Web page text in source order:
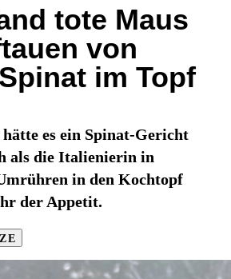
tote Maus
von
im Topf
es ein Spinat-Gericht
als die Italienierin in
in den Kochtopf
der Appetit.